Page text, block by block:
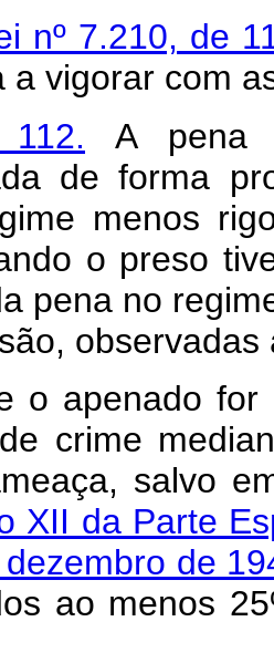
nº 7.210, de
a vigorar com
112. A pena
de forma
menos
o preso
pena no
o apenado for
crime
salvo
XII da Parte
de
ao menos